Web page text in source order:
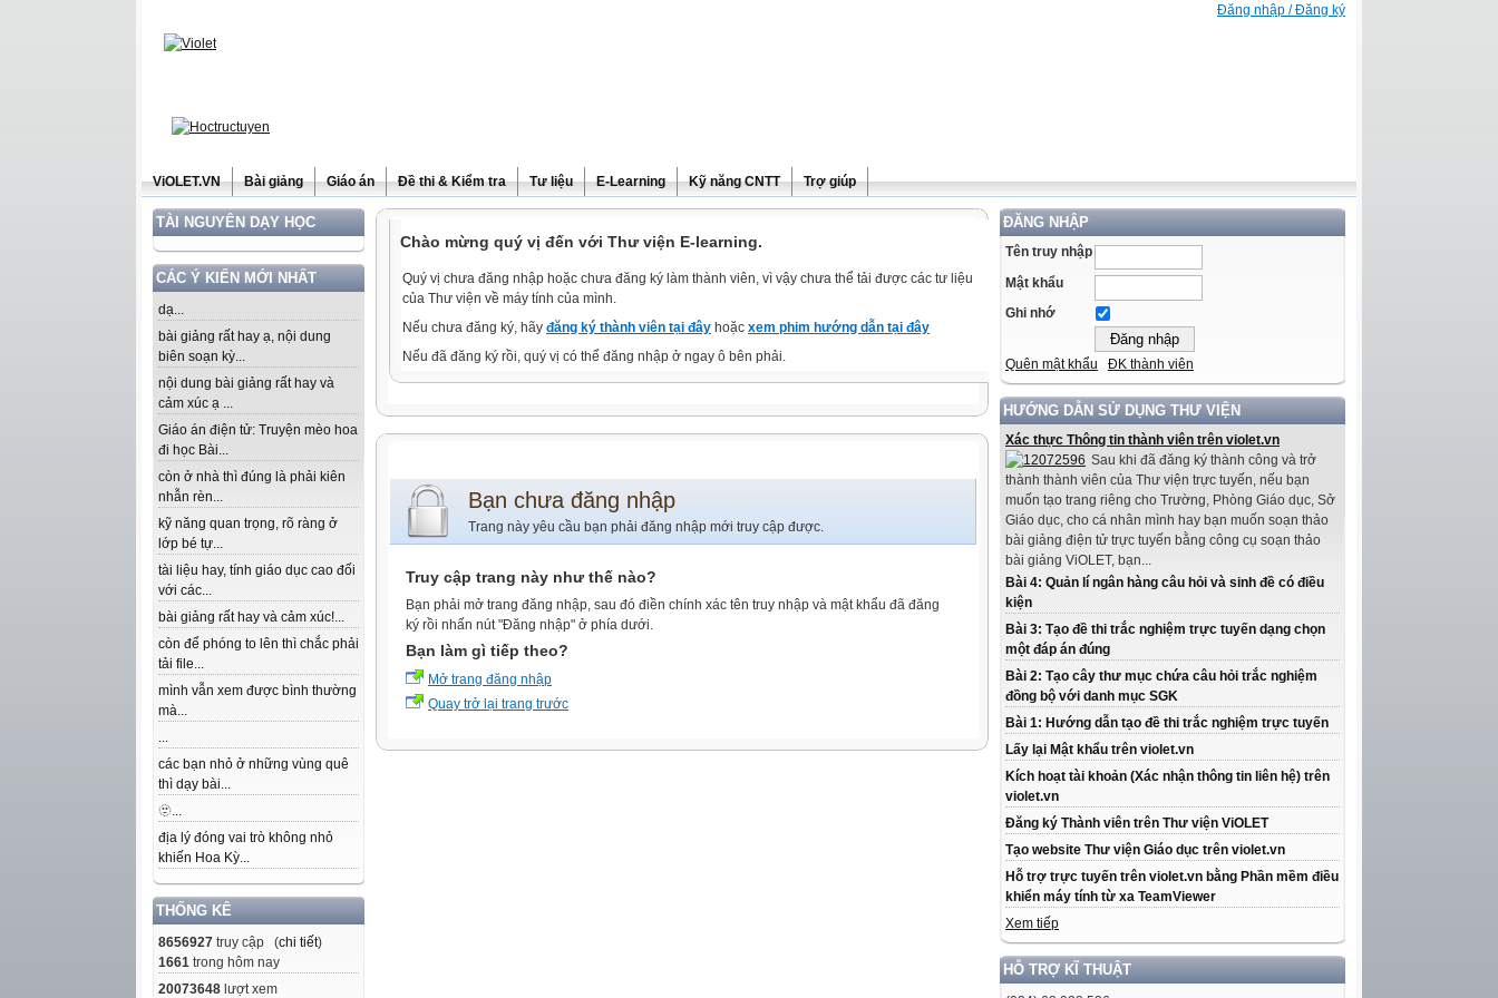
Đăng nhập / Đăng ký
ViOLET.VN Bài giảng Giáo án Đề thi & Kiểm tra Tư liệu E-Learning Kỹ năng CNTT Trợ giúp
TÀI NGUYÊN DẠY HỌC
CÁC Ý KIẾN MỚI NHẤT
dạ...
bài giảng rất hay ạ, nội dung
biên soạn kỳ...
nội dung bài giảng rất hay và
cảm xúc ạ ...
Giáo án điện tử: Truyện mèo hoa
đi học Bài...
còn ở nhà thì đúng là phải kiên
nhẫn rèn...
kỹ năng quan trọng, rõ ràng ở
lớp bé tự...
tài liệu hay, tính giáo dục cao đối
với các...
bài giảng rất hay và cảm xúc!...
còn để phóng to lên thì chắc phải
tải file...
mình vẫn xem được bình thường
mà...
...
các bạn nhỏ ở những vùng quê
thì dạy bài...
🫥...
địa lý đóng vai trò không nhỏ
khiến Hoa Kỳ...
THỐNG KÊ
8656927 truy cập (chi tiết)
1661 trong hôm nay
20073648 lượt xem
ĐĂNG NHẬP
Tên truy nhập
Mật khẩu
Ghi nhớ
Quên mật khẩu ĐK thành viên
HƯỚNG DẪN SỬ DỤNG THƯ VIỆN
Xác thực Thông tin thành viên trên violet.vn
Sau khi đã đăng ký thành công và trở
thành thành viên của Thư viện trực tuyến, nếu bạn
muốn tạo trang riêng cho Trường, Phòng Giáo dục, Sở
Giáo dục, cho cá nhân mình hay bạn muốn soạn thảo
bài giảng điện tử trực tuyến bằng công cụ soạn thảo
bài giảng ViOLET, bạn...
Bài 4: Quản lí ngân hàng câu hỏi và sinh đề có điều
kiện
Bài 3: Tạo đề thi trắc nghiệm trực tuyến dạng chọn
một đáp án đúng
Bài 2: Tạo cây thư mục chứa câu hỏi trắc nghiệm
đồng bộ với danh mục SGK
Bài 1: Hướng dẫn tạo đề thi trắc nghiệm trực tuyến
Lấy lại Mật khẩu trên violet.vn
Kích hoạt tài khoản (Xác nhận thông tin liên hệ) trên
violet.vn
Đăng ký Thành viên trên Thư viện ViOLET
Tạo website Thư viện Giáo dục trên violet.vn
Hỗ trợ trực tuyến trên violet.vn bằng Phần mềm điều
khiển máy tính từ xa TeamViewer
Xem tiếp
HỖ TRỢ KĨ THUẬT
Chào mừng quý vị đến với Thư viện E-learning.
Quý vị chưa đăng nhập hoặc chưa đăng ký làm thành viên, vì vậy chưa thể tải được các tư liệu
của Thư viện về máy tính của mình.
Nếu chưa đăng ký, hãy đăng ký thành viên tại đây hoặc xem phim hướng dẫn tại đây
Nếu đã đăng ký rồi, quý vị có thể đăng nhập ở ngay ô bên phải.
Bạn chưa đăng nhập
Trang này yêu cầu bạn phải đăng nhập mới truy cập được.
Truy cập trang này như thế nào?
Bạn phải mở trang đăng nhập, sau đó điền chính xác tên truy nhập và mật khẩu đã đăng
ký rồi nhấn nút "Đăng nhập" ở phía dưới.
Bạn làm gì tiếp theo?
Mở trang đăng nhập
Quay trở lại trang trước